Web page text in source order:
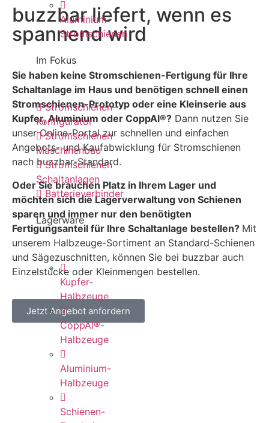
Aluminium-
Stromschienen
Im Fokus
Stromschienen-
Konfigurator
Stromschienen
Maschinenbau
Stromschienen
Schaltanlagen
Batterieverbinder
Lagerware
Kupfer-
Halbzeuge
CoppAl®-
Halbzeuge
Aluminium-
Halbzeuge
Schienen-
buzzbar liefert, wenn es
spannend wird
​Sie haben keine Stromschienen-Fertigung für Ihre
Schaltanlage im Haus und benötigen schnell einen
Stromschienen-Prototyp oder eine Kleinserie aus
Kupfer, Aluminium oder CoppAl®? Dann nutzen Sie
unser Online-Portal zur schnellen und einfachen
Angebots- und Kaufabwicklung für Stromschienen
nach buzzbar-Standard.
Oder Sie brauchen Platz in Ihrem Lager und
möchten sich die Lagerverwaltung von Schienen
sparen und immer nur den benötigten
Fertigungsanteil für Ihre Schaltanlage bestellen? Mit
unserem Halbzeuge-Sortiment an Standard-Schienen
und Sägezuschnitten, können Sie bei buzzbar auch
Einzelstücke oder Kleinmengen bestellen.
Jetzt Angebot anfordern